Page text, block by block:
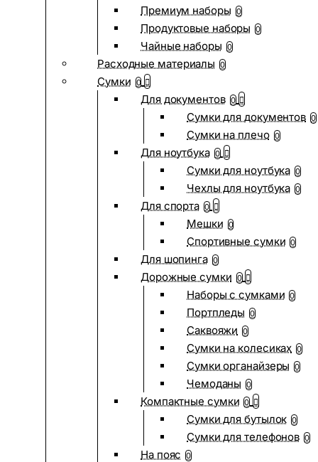
Премиум наборы 0
Продуктовые наборы 0
Чайные наборы 0
Расходные материалы 0
Сумки 0
Для документов 0
Сумки для документов 0
Сумки на плечо 0
Для ноутбука 0
Сумки для ноутбука 0
Чехлы для ноутбука 0
Для спорта 0
Мешки 0
Спортивные сумки 0
Для шопинга 0
Дорожные сумки 0
Наборы с сумками 0
Портпледы 0
Саквояжи 0
Сумки на колесиках 0
Сумки органайзеры 0
Чемоданы 0
Компактные сумки 0
Сумки для бутылок 0
Сумки для телефонов 0
На пояс 0